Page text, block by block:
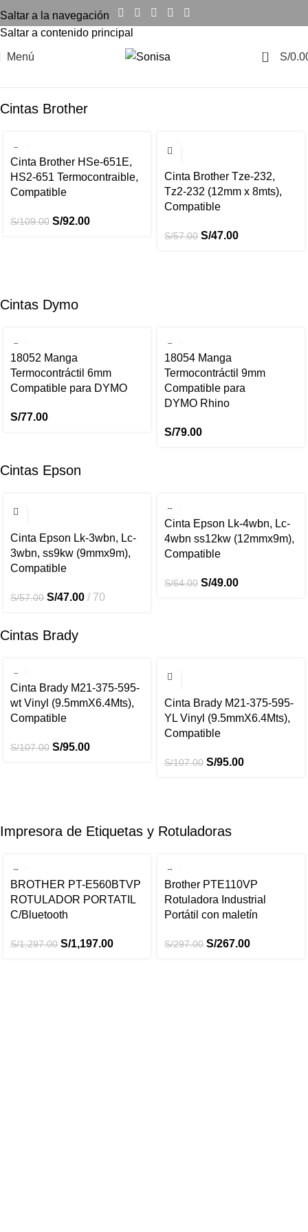
Saltar a la navegación
Saltar a contenido principal
Menú 0 S/
Cintas Brother
-16%
Cinta Brother HSe-651E,
HS2-651 Termocontraible,
Compatible
S/109.00 S/92.00
-18%
Cinta Brother Tze-232,
Tz2-232 (12mm x 8mts),
Compatible
S/57.00 S/47.00
Cintas Dymo
18052 Manga
Termocontráctil 6mm
Compatible para DYMO
S/77.00
18054 Manga
Termocontráctil 9mm
Compatible para
DYMO Rhino
S/79.00
Cintas Epson
-18%
Cinta Epson Lk-3wbn, Lc-
3wbn, ss9kw (9mmx9m),
Compatible
S/57.00 S/47.00 70
-23%
Cinta Epson Lk-4wbn, Lc-
4wbn ss12kw (12mmx9m),
Compatible
S/64.00 S/49.00
Cintas Brady
-11%
Cinta Brady M21-375-595-
wt Vinyl (9.5mmX6.4Mts),
Compatible
S/107.00 S/95.00
-11%
Cinta Brady M21-375-595-
YL Vinyl (9.5mmX6.4Mts),
Compatible
S/107.00 S/95.00
Impresora de Etiquetas y Rotuladoras
-8%
BROTHER PT-E560BTVP
ROTULADOR PORTATIL
C/Bluetooth
S/1,297.00 S/1,197.00
-10%
Brother PTE110VP
Rotuladora Industrial
Portátil con maletín
S/297.00 S/267.00